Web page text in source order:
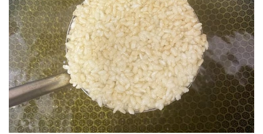
Bất động sản
Khởi nghiệp
Giá vàng
Tiêu dùng
Tỷ giá
Chứng khoán
Giá cà phê